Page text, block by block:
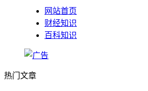
网站首页
财经知识
百科知识
热门文章